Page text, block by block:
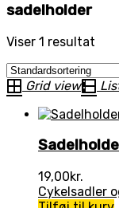
sadelholder
Viser 1 resultat
Grid view
19,00kr.
Cykelsadler